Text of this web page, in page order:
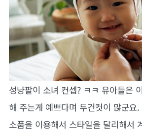
성냥팔이 소녀 컨셉? ㅋㅋ 유아들은
해 주는게 예쁘다며 두건컷이 많군요
소품을 이용해서 스타일을 달리해서